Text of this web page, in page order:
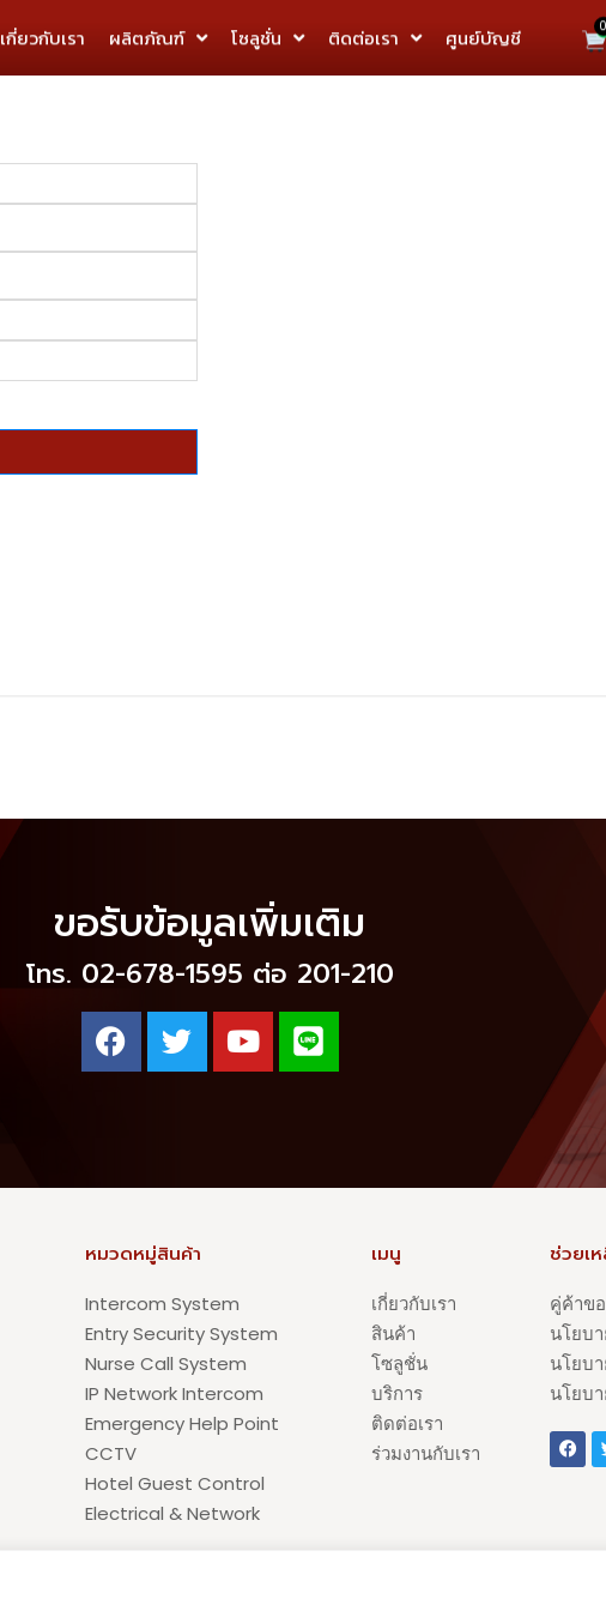
เกี่ยวกับเรา ผลิตภัณฑ์ โซลูชั่น ติดต่อเรา ศูนย์บัญชี
ขอรับข้อมูลเพิ่มเติม
โทร. 02-678-1595 ต่อ 201-210
หมวดหมู่สินค้า
Intercom System
Entry Security System
Nurse Call System
IP Network Intercom
Emergency Help Point
CCTV
Hotel Guest Control
Electrical & Network
เมนู
เกี่ยวกับเรา
สินค้า
โซลูชั่น
บริการ
ติดต่อเรา
ร่วมงานกับเรา
ช่วยเ
คู่ค้าขอ
นโยบ
นโยบ
นโยบ